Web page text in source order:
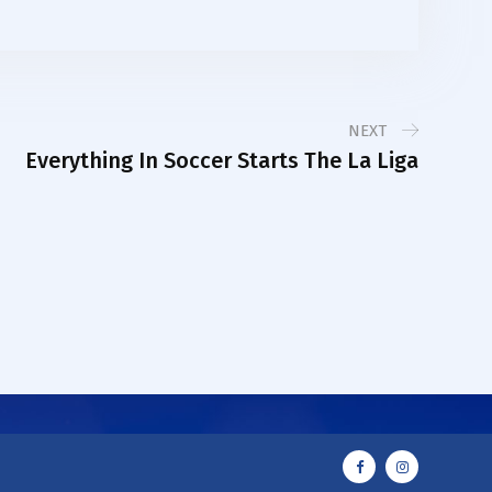
NEXT
Everything In Soccer Starts The La Liga